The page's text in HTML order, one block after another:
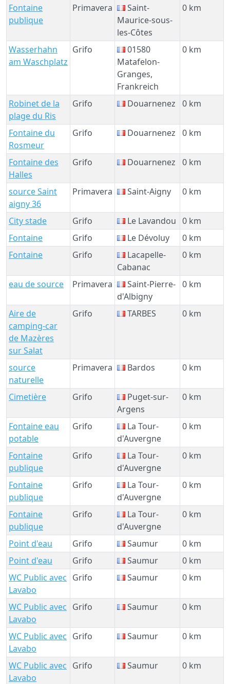
Fontaine
publique
Primavera
Saint-
Maurice-sous-
les-Côtes
0 km
Wasserhahn
am Waschplatz
Grifo
01580
Matafelon-
Granges,
Frankreich
0 km
Robinet de la
plage du Ris
Grifo Douarnenez 0 km
Fontaine du
Rosmeur
Grifo Douarnenez 0 km
Fontaine des
Halles
Grifo Douarnenez 0 km
source Saint
aigny 36
Primavera Saint-Aigny 0 km
City stade Grifo Le Lavandou 0 km
Fontaine
Grifo Le Dévoluy
0 km
Fontaine
Grifo
Lacapelle-
Cabanac
0 km
eau de source Primavera
Saint-Pierre-
d'Albigny
0 km
Aire de
camping-car
de Mazères
sur Salat
Grifo TARBES 0 km
source
naturelle
Primavera Bardos 0 km
Cimetière Grifo
Puget-sur-
Argens
0 km
Fontaine eau
potable
Grifo
La Tour-
d'Auvergne
0 km
Fontaine
publique
Grifo
La Tour-
d'Auvergne
0 km
Fontaine
publique
Grifo
La Tour-
d'Auvergne
0 km
Fontaine
publique
Grifo
La Tour-
d'Auvergne
0 km
Point d'eau Grifo Saumur
0 km
Point d'eau
Grifo Saumur
0 km
WC Public avec
Lavabo
Grifo Saumur 0 km
WC Public avec
Lavabo
Grifo Saumur 0 km
WC Public avec
Lavabo
Grifo Saumur 0 km
WC Public avec
Lavabo
Grifo Saumur 0 km